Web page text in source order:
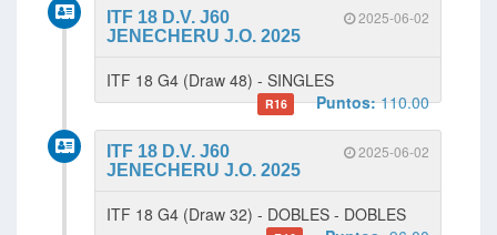
2025-06-02
ITF 18 D.V. J60
JENECHERU J.O. 2025
ITF 18 G4 (Draw 48) - SINGLES
R16 Puntos:110.00
2025-06-02
ITF 18 D.V. J60
JENECHERU J.O. 2025
ITF 18 G4 (Draw 32) - DOBLES - DOBLES